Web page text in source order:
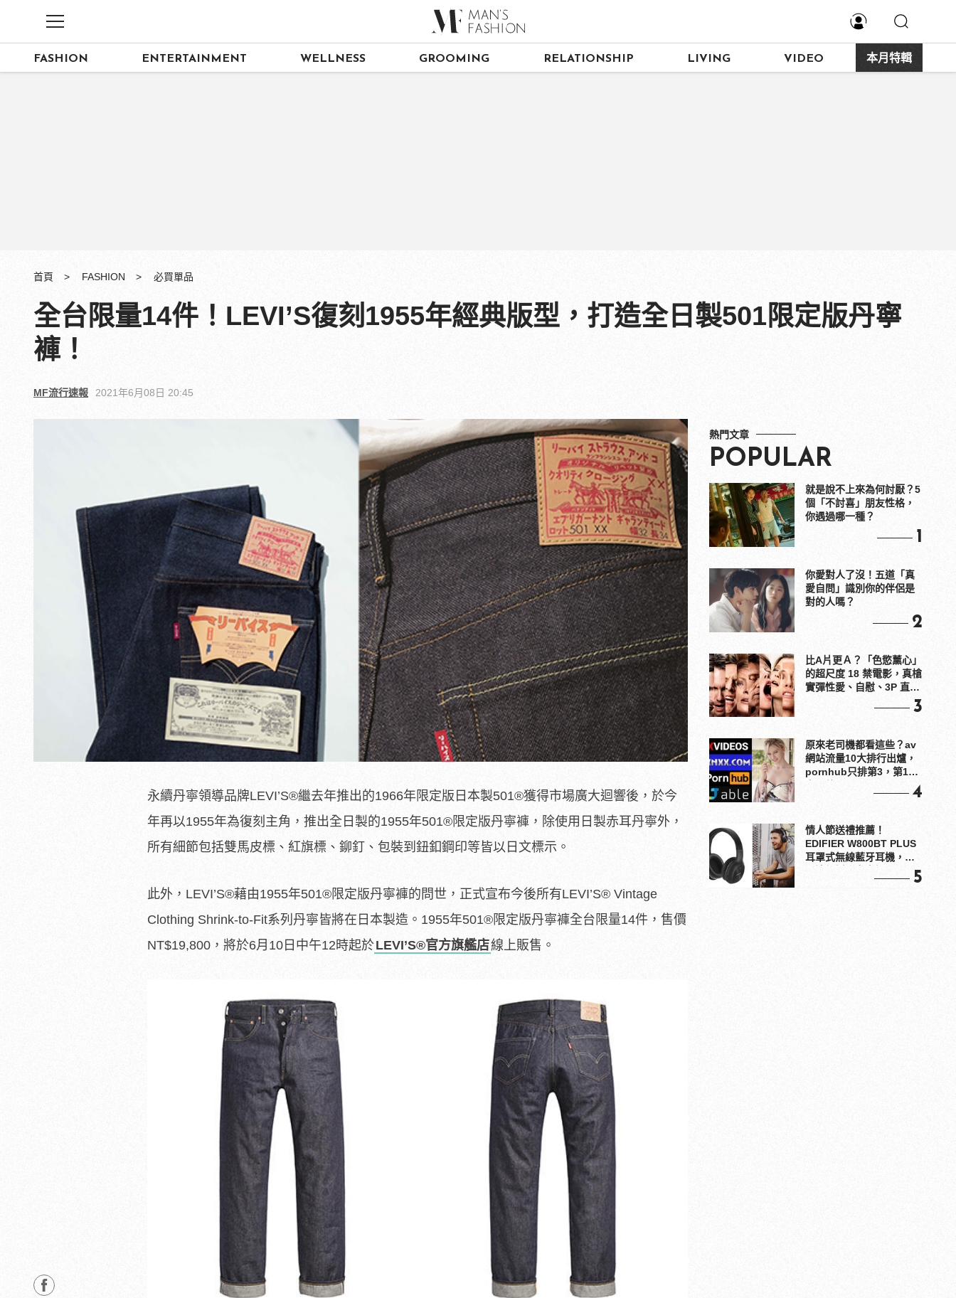
FASHION ENTERTAINMENT WELLNESS GROOMING RELATIONSHIP LIVING VIDEO 本月特輯
首頁 FASHION 必買單品
全台限量14件！LEVI’S復刻1955年經典版型，打造全日製501限定版丹寧
褲！
MF流行速報 2021年6月08日 20:45
永續丹寧領導品牌LEVI’S®繼去年推出的1966年限定版日本製501®獲得市場廣大迴響後，於今
年再以1955年為復刻主角，推出全日製的1955年501®限定版丹寧褲，除使用日製赤耳丹寧外，
所有細節包括雙馬皮標、紅旗標、鉚釘、包裝到鈕釦鋼印等皆以日文標示。
此外，LEVI’S®藉由1955年501®限定版丹寧褲的問世，正式宣布今後所有LEVI’S® Vintage
Clothing Shrink-to-Fit系列丹寧皆將在日本製造。1955年501®限定版丹寧褲全台限量14件，售價
NT$19,800，將於6月10日中午12時起於LEVI’S®官方旗艦店線上販售。
熱門文章
POPULAR
就是說不上來為何討厭？5
個「不討喜」朋友性格，
你遇過哪一種？
1
你愛對人了沒！五道「真
愛自問」識別你的伴侶是
對的人嗎？
2
比A片更Ａ？「色慾薰心」
的超尺度 18 禁電影，真槍
實彈性愛、自慰、3P 直接
3
原來老司機都看這些？av
網站流量10大排行出爐，
pornhub只排第3，第1名
4
情人節送禮推薦！
EDIFIER W800BT PLUS
耳罩式無線藍牙耳機，在
5